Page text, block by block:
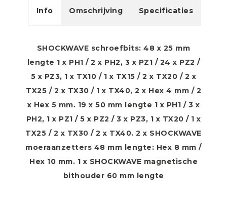
Info Omschrijving Specificaties
SHOCKWAVE schroefbits: 48 x 25 mm
lengte 1 x PH1 / 2 x PH2, 3 x PZ1 / 24 x PZ2 /
5 x PZ3, 1 x TX10 / 1 x TX15 / 2 x TX20 / 2 x
TX25 / 2 x TX30 / 1 x TX40, 2 x Hex 4 mm / 2
x Hex 5 mm. 19 x 50 mm lengte 1 x PH1 / 3 x
PH2, 1 x PZ1 / 5 x PZ2 / 3 x PZ3, 1 x TX20 / 1 x
TX25 / 2 x TX30 / 2 x TX40. 2 x SHOCKWAVE
moeraanzetters 48 mm lengte: Hex 8 mm /
Hex 10 mm. 1 x SHOCKWAVE magnetische
bithouder 60 mm lengte